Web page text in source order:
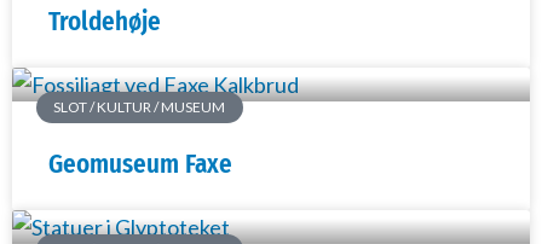
Troldehøje
SLOT / KULTUR / MUSEUM
Geomuseum Faxe